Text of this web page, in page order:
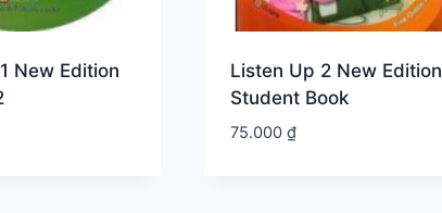
New Edition
Listen Up 2 New Edition
Student Book
75.000₫